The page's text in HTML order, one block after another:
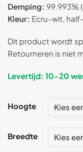
Demping: 99.993%
Kleur: Ecru-wit,
Dit product wordt
Retourneren is niet
Levertijd: 10-20
Hoogte
Breedte